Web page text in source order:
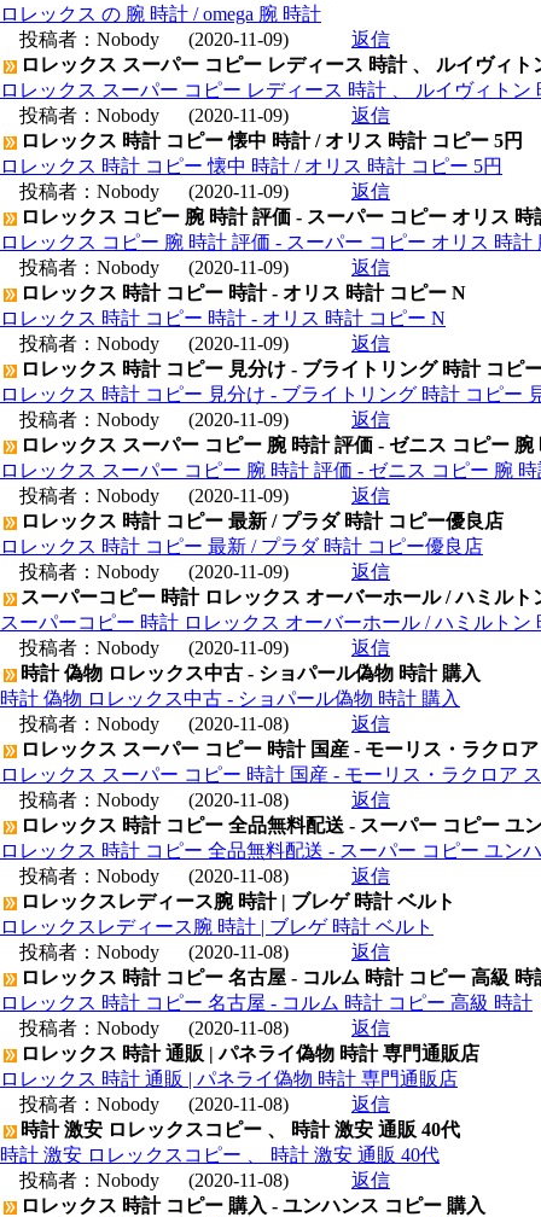
ロレックス の 腕 時計 / omega 腕 時計
投稿者： Nobody (2020-11-09)
返信
ロレックス スーパー コピー レディース 時計 、 ルイヴィ
ロレックス スーパー コピー レディース 時計 、 ルイヴィト
投稿者： Nobody (2020-11-09)
返信
ロレックス 時計 コピー 懐中 時計 / オリス 時計 コピー 5円
ロレックス 時計 コピー 懐中 時計 / オリス 時計 コピー 5円
投稿者： Nobody (2020-11-09)
返信
ロレックス コピー 腕 時計 評価 - スーパー コピー オリス 時
ロレックス コピー 腕 時計 評価 - スーパー コピー オリス 時計
投稿者： Nobody (2020-11-09)
返信
ロレックス 時計 コピー 時計 - オリス 時計 コピー N
ロレックス 時計 コピー 時計 - オリス 時計 コピー N
投稿者： Nobody (2020-11-09)
返信
ロレックス 時計 コピー 見分け - ブライトリング 時計 コピ
ロレックス 時計 コピー 見分け - ブライトリング 時計 コピー
投稿者： Nobody (2020-11-09)
返信
ロレックス スーパー コピー 腕 時計 評価 - ゼニス コピー 腕
ロレックス スーパー コピー 腕 時計 評価 - ゼニス コピー 腕
投稿者： Nobody (2020-11-09)
返信
ロレックス 時計 コピー 最新 / プラダ 時計 コピー優良店
ロレックス 時計 コピー 最新 / プラダ 時計 コピー優良店
投稿者： Nobody (2020-11-09)
返信
スーパーコピー 時計 ロレックス オーバーホール / ハミル
スーパーコピー 時計 ロレックス オーバーホール / ハミルトン
投稿者： Nobody (2020-11-09)
返信
時計 偽物 ロレックス中古 - ショパール偽物 時計 購入
時計 偽物 ロレックス中古 - ショパール偽物 時計 購入
投稿者： Nobody (2020-11-08)
返信
ロレックス スーパー コピー 時計 国産 - モーリス・ラクロ
ロレックス スーパー コピー 時計 国産 - モーリス・ラクロア
投稿者： Nobody (2020-11-08)
返信
ロレックス 時計 コピー 全品無料配送 - スーパー コピー ユ
ロレックス 時計 コピー 全品無料配送 - スーパー コピー ユン
投稿者： Nobody (2020-11-08)
返信
ロレックスレディース腕 時計 | ブレゲ 時計 ベルト
ロレックスレディース腕 時計 | ブレゲ 時計 ベルト
投稿者： Nobody (2020-11-08)
返信
ロレックス 時計 コピー 名古屋 - コルム 時計 コピー 高級 時
ロレックス 時計 コピー 名古屋 - コルム 時計 コピー 高級 時計
投稿者： Nobody (2020-11-08)
返信
ロレックス 時計 通販 | パネライ偽物 時計 専門通販店
ロレックス 時計 通販 | パネライ偽物 時計 専門通販店
投稿者： Nobody (2020-11-08)
返信
時計 激安 ロレックスコピー 、 時計 激安 通販 40代
時計 激安 ロレックスコピー 、 時計 激安 通販 40代
投稿者： Nobody (2020-11-08)
返信
ロレックス 時計 コピー 購入 - ユンハンス コピー 購入